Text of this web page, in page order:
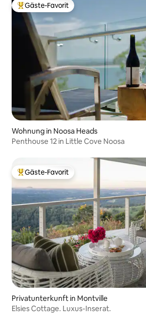
Beliebter Gäste-Favorit.
Gäste-Favorit
Wohnung in Noosa Heads
Penthouse 12 in Little Cove Noosa
Beliebter Gäste-Favorit.
Gäste-Favorit
Privatunterkunft in Montville
Elsies Cottage. Luxus-Inserat.